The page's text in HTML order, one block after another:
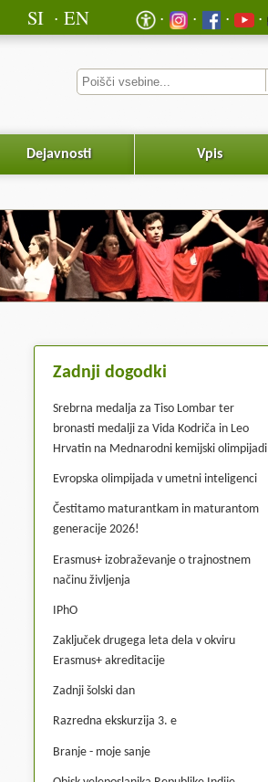
EN
SI
Dejavnosti Vpis
Zadnji dogodki
Srebrna medalja za Tiso Lombar ter
bronasti medalji za Vida Kodriča in Leo
Hrvatin na Mednarodni kemijski olimpijadi
Evropska olimpijada v umetni inteligenci
Čestitamo maturantkam in maturantom
generacije 2026!
Erasmus+ izobraževanje o trajnostnem
načinu življenja
IPhO
Zaključek drugega leta dela v okviru
Erasmus+ akreditacije
Zadnji šolski dan
Razredna ekskurzija 3. e
Branje - moje sanje